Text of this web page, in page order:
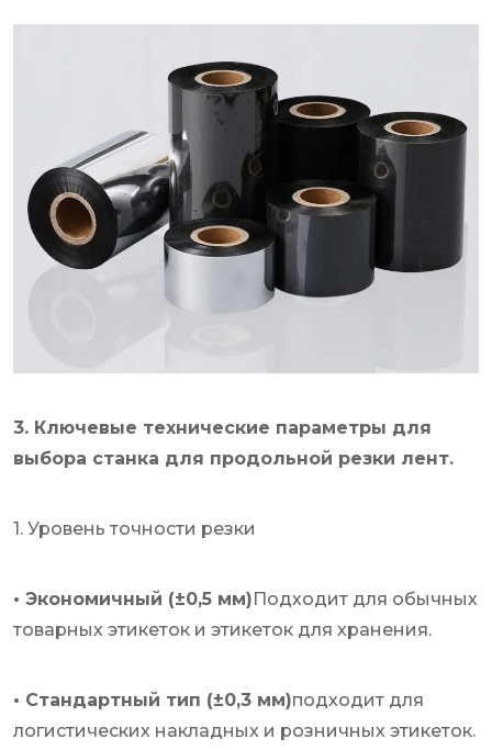
3. Ключевые технические параметры для
выбора станка для продольной резки лент.
1. Уровень точности резки
• Экономичный (±0,5 мм)Подходит для обычных
товарных этикеток и этикеток для хранения.
• Стандартный тип (±0,3 мм)подходит для
логистических накладных и розничных этикеток.